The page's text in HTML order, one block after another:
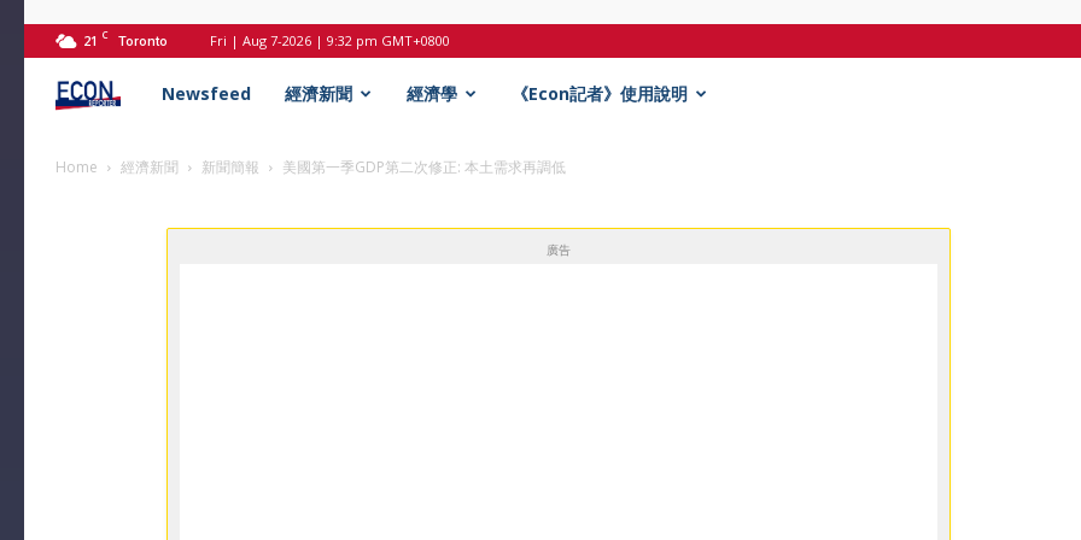
21 C Toronto Fri | Aug 7-2026 | 9:32 pm GMT+0800
Econ
記
Newsfeed 經濟新聞 經濟學 《Econ記者》使用說明
Home 經濟新聞 新聞簡報 美國第一季GDP第二次修正: 本土需求再調低
廣告